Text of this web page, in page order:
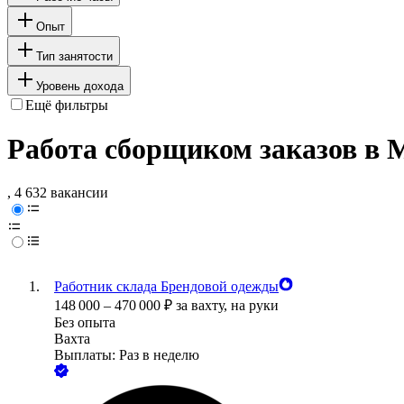
Опыт
Тип занятости
Уровень дохода
Ещё фильтры
Работа сборщиком заказов в
, 4 632 вакансии
Работник склада Брендовой одежды
148 000 – 470 000 ₽ за вахту, на руки
Без опыта
Вахта
Выплаты: Раз в неделю